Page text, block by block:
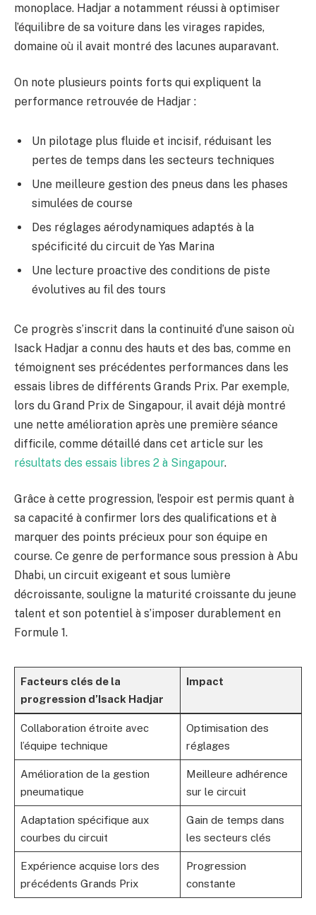
monoplace. Hadjar a notamment réussi à optimiser
l’équilibre de sa voiture dans les virages rapides,
domaine où il avait montré des lacunes auparavant.
On note plusieurs points forts qui expliquent la
performance retrouvée de Hadjar :
Un pilotage plus fluide et incisif, réduisant les
pertes de temps dans les secteurs techniques
Une meilleure gestion des pneus dans les phases
simulées de course
Des réglages aérodynamiques adaptés à la
spécificité du circuit de Yas Marina
Une lecture proactive des conditions de piste
évolutives au fil des tours
Ce progrès s’inscrit dans la continuité d’une saison où
Isack Hadjar a connu des hauts et des bas, comme en
témoignent ses précédentes performances dans les
essais libres de différents Grands Prix. Par exemple,
lors du Grand Prix de Singapour, il avait déjà montré
une nette amélioration après une première séance
difficile, comme détaillé dans cet article sur les
résultats des essais libres 2 à Singapour.
Grâce à cette progression, l’espoir est permis quant à
sa capacité à confirmer lors des qualifications et à
marquer des points précieux pour son équipe en
course. Ce genre de performance sous pression à Abu
Dhabi, un circuit exigeant et sous lumière
décroissante, souligne la maturité croissante du jeune
talent et son potentiel à s’imposer durablement en
Formule 1.
Facteurs clés de la
progression d’Isack Hadjar
Impact
Collaboration étroite avec
l’équipe technique
Optimisation des
réglages
Amélioration de la gestion
pneumatique
Meilleure adhérence
sur le circuit
Adaptation spécifique aux
courbes du circuit
Gain de temps dans
les secteurs clés
Expérience acquise lors des
précédents Grands Prix
Progression
constante